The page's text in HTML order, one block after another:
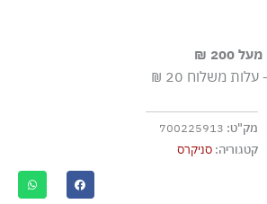
₪
מק"ט: 700225913
קטגוריה:סניקרס